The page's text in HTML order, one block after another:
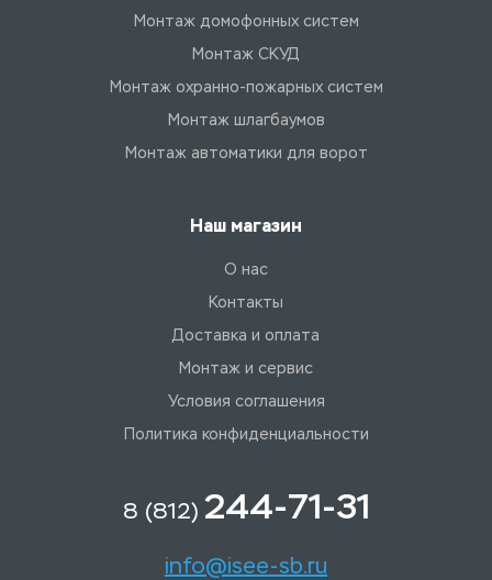
Монтаж домофонных систем
Монтаж СКУД
Монтаж охранно-пожарных систем
Монтаж шлагбаумов
Монтаж автоматики для ворот
Наш магазин
О нас
Контакты
Доставка и оплата
Монтаж и сервис
Условия соглашения
Политика конфиденциальности
8 (812) 244-71-31
info@isee-sb.ru